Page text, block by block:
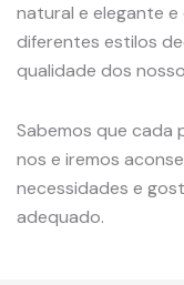
natural e elegante
diferentes estilos
qualidade dos
Sabemos que
nos e iremos
necessidades e
adequado.